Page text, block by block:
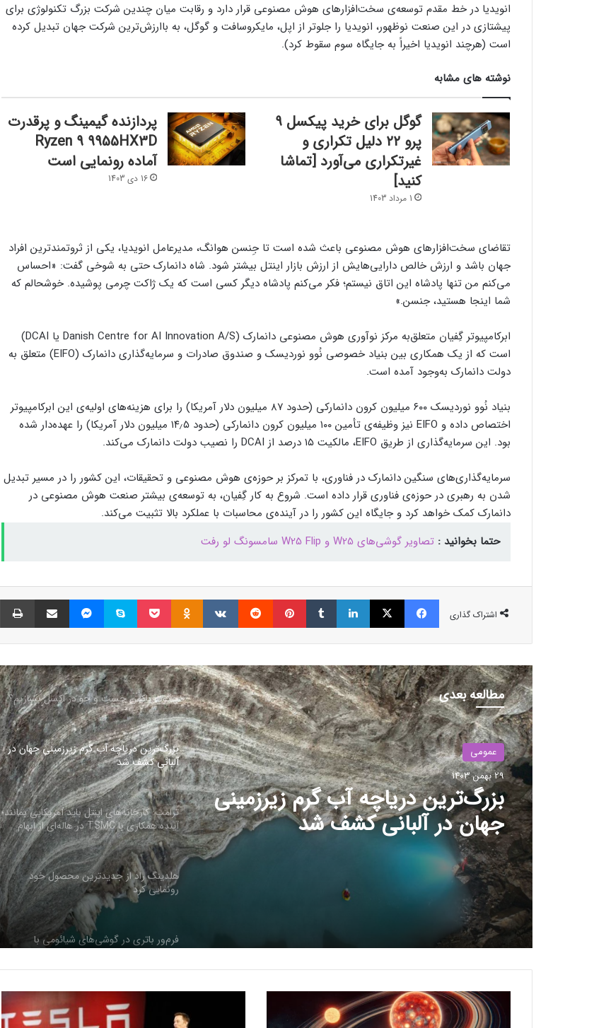
انویدیا در خط مقدم توسعه‌ی سخت‌افزارهای هوش مصنوعی قرار دارد و رقابت میان چندین شرکت بزرگ تکنولوژی برای
پیشتازی در این صنعت نوظهور، انویدیا را جلوتر از اپل، مایکروسافت و گوگل، به باارزش‌ترین شرکت جهان تبدیل کرده
است (هرچند انویدیا اخیراً به جایگاه سوم سقوط کرد).
نوشته های مشابه
گوگل برای خرید پیکسل ۹
پرو ۲۲ دلیل تکراری و
غیرتکراری می‌آورد [تماشا
کنید]
1 مرداد 1403
پردازنده گیمینگ و پرقدرت
Ryzen 9 9955HX3D
آماده رونمایی است
16 دی 1403
تقاضای سخت‌افزارهای هوش مصنوعی باعث شده است تا جِنسن هوانگ، مدیر‌عامل انویدیا، یکی از ثروتمندترین افراد
جهان باشد و ارزش خالص دارایی‌هایش از ارزش بازار اینتل بیشتر شود. شاه دانمارک حتی به شوخی گفت: «احساس
می‌کنم من تنها پادشاه این اتاق نیستم؛ فکر می‌کنم پادشاه دیگر کسی است که یک ژاکت چرمی پوشیده. خوشحالم که
شما اینجا هستید، جنسن.»
ابرکامپیوتر گِفیان متعلق‌به مرکز نوآوری هوش مصنوعی دانمارک (Danish Centre for AI Innovation A/S یا DCAI)
است که از یک همکاری بین بنیاد خصوصی نُوو نوردیسک و صندوق صادرات و سرمایه‌گذاری دانمارک (EIFO) متعلق به
دولت دانمارک به‌وجود آمده است.
بنیاد نُوو نوردیسک ۶۰۰ میلیون کرون دانمارکی (حدود ۸۷ میلیون دلار آمریکا) را برای هزینه‌های اولیه‌ی این ابرکامپیوتر
اختصاص داده و EIFO نیز وظیفه‌ی تأمین ۱۰۰ میلیون کرون دانمارکی (حدود ۱۴٫۵ میلیون دلار آمریکا) را عهده‌دار شده
بود. این سرمایه‌گذاری از طریق EIFO، مالکیت ۱۵ درصد از DCAI را نصیب دولت دانمارک می‌کند.
سرمایه‌گذاری‌های سنگین دانمارک در فناوری، با تمرکز بر حوزه‌ی هوش مصنوعی و تحقیقات، این کشور را در مسیر تبدیل
شدن به رهبری در حوزه‌ی فناوری قرار داده است. شروع به کار گِفیان، به توسعه‌ی بیشتر صنعت هوش مصنوعی در
دانمارک کمک خواهد کرد و جایگاه این کشور را در آینده‌ی محاسبات با عملکرد بالا تثبیت می‌کند.
حتما بخوانید : تصاویر گوشی‌های W25 و W25 Flip سامسونگ لو رفت
اشتراک گذاری
فیسبوک ایکس لینکداین تامبلر پینتریست Reddit
VKontakte
Odnoklassniki پاکت اسکایپ مسنجر اشتراک گذاری با ایمیل
مطالعه بعدی
عمومی
29 بهمن 1403
ترامپ: کارخانه‌های اینتل باید
آمریکایی بمانند؛ آینده همکاری با
TSMC در هاله‌ای از ابهام
فرم‌ور باتری در گوشی‌های شیائومی با
سیستم‌عامل HyperOS 2.0 به‌روزرسانی
مخفی دریافت کرد
چرا تخم مرغ سفت می‌شود؟
گذاشت؛ پایانی بر عصر کامت‌لیک
نسل جدید مانیتور استودیو دیسپلی اپل سال
گیمرها، محتواسازان و کسب‌وکارها
کم‌درآمد ارائه می‌شود
بزرگ‌ترین دریاچه آب گرم زیرزمینی جهان در
آلبانی کشف شد
ترامپ: کارخانه‌های اینتل باید آمریکایی بمانند؛
آینده همکاری با TSMC در هاله‌ای از ابهام
هلدینگ راد از جدیدترین محصول خود
رونمایی کرد
فرم‌ور باتری در گوشی‌های شیائومی با
سیستم‌عامل HyperOS 2.0 به‌روزرسانی
مخفی دریافت کرد
بیشتر مواد با حرارت‌دادن نرم می‌شوند؛ پس
مایکروسافت پشتیبانی از پردازنده‌های نسل ۱۰
اینتل را در ویندوز Windows 11 24H2 کنار